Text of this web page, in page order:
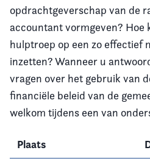
opdrachtgeverschap van de
accountant vormgeven? Hoe
hulptroep op een zo effectief
inzetten? Wanneer u
vragen over het gebruik van
financiële beleid van de
welkom tijdens een van
Plaats